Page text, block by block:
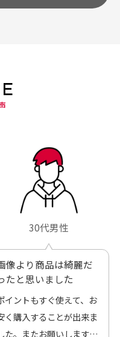
30代男性
像より商品は綺麗だ
たと思いました
イントもすぐ使えて、お
く購入することが出来ま
た。またお願いします、